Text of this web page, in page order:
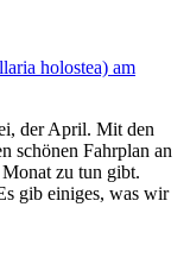
der April. Mit den
schönen Fahrplan an
zu tun gibt.
gib einiges, was wir